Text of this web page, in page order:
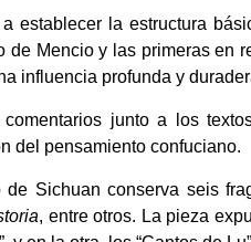
establecer la estructura
de Mencio y las primeras en
influencia profunda y
comentarios junto a los
del pensamiento confuciano.
de Sichuan conserva seis
, entre otros. La pieza